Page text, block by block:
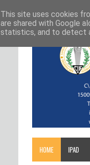
HOME IPAD
This site uses cookies
are shared with Google
statistics, and to detect